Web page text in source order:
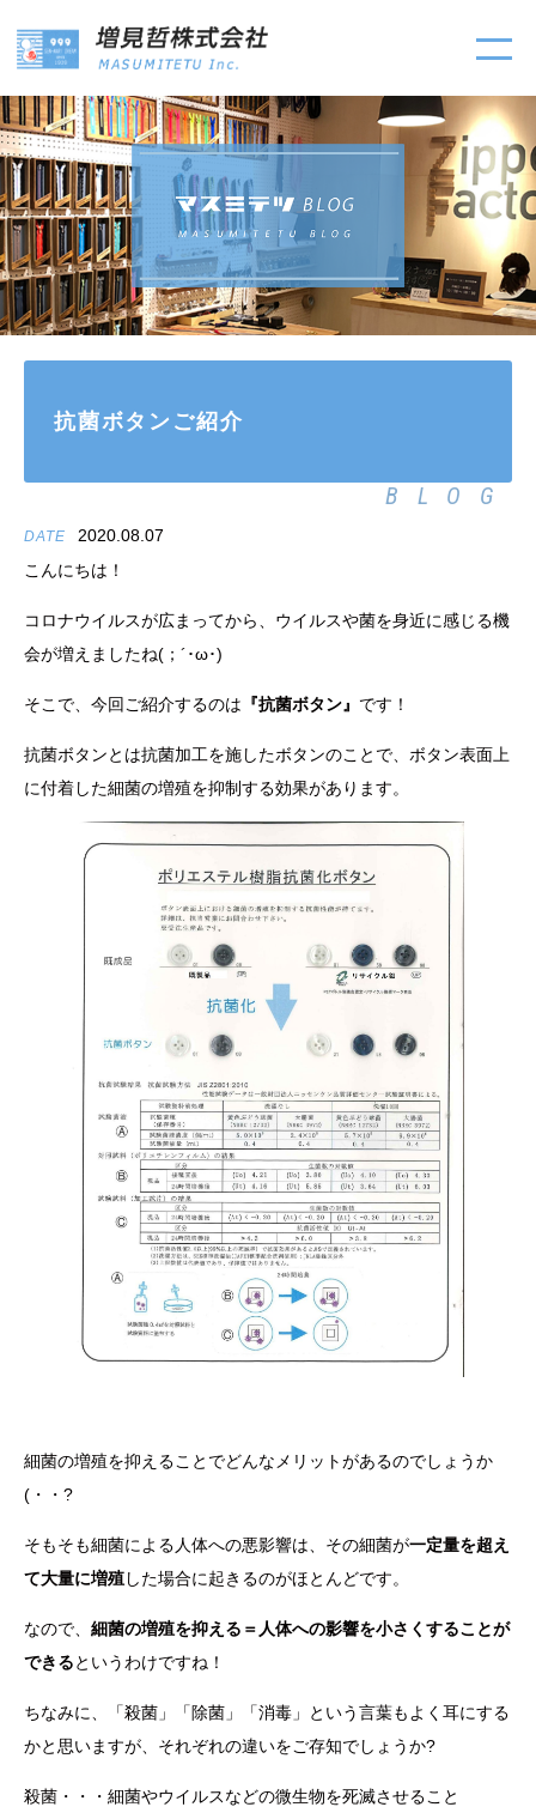
抗菌ボタンご紹介
BLOG
DATE
2020.08.07
こんにちは！
コロナウイルスが広まってから、ウイルスや菌を身近に感じる機
会が増えましたね(；´･ω･)
そこで、今回ご紹介するのは 『抗菌ボタン』 です！
抗菌ボタンとは抗菌加工を施したボタンのことで、ボタン表面上
に付着した細菌の増殖を抑制する効果があります。
細菌の増殖を抑えることでどんなメリットがあるのでしょうか
(・・?
そもそも細菌による人体への悪影響は、その細菌が一定量を超え
て大量に増殖した場合に起きるのがほとんどです。
なので、 細菌の増殖を抑える＝人体への影響を小さくすることが
できるというわけですね！
ちなみに、「殺菌」「除菌」「消毒」という言葉もよく耳にする
かと思いますが、それぞれの違いをご存知でしょうか?
殺菌・・・細菌やウイルスなどの微生物を死滅させること